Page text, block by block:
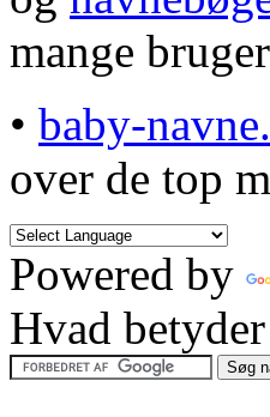
mange
• baby-
over de top
Powered by
Hvad